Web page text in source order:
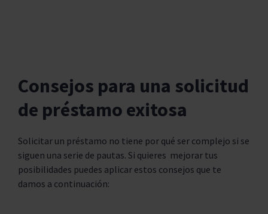
Consejos para una solicitud
de préstamo exitosa
Solicitar un préstamo no tiene por qué ser complejo si se
siguen una serie de pautas. Si quieres mejorar tus
posibilidades puedes aplicar estos consejos que te
damos a continuación: